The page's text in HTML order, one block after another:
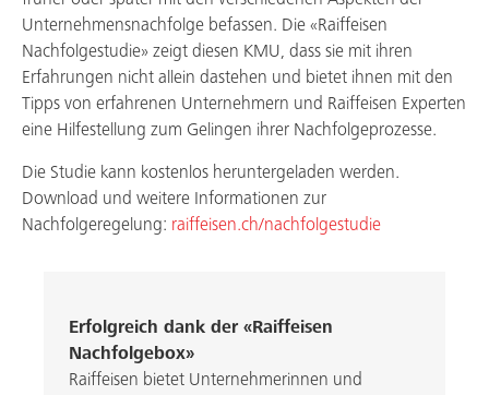
Unternehmensnachfolge befassen. Die «Raiffeisen
Nachfolgestudie» zeigt diesen KMU, dass sie mit ihren
Erfahrungen nicht allein dastehen und bietet ihnen mit den
Tipps von erfahrenen Unternehmern und Raiffeisen Experten
eine Hilfestellung zum Gelingen ihrer Nachfolgeprozesse.
Die Studie kann kostenlos heruntergeladen werden.
Download und weitere Informationen zur
Nachfolgeregelung: raiffeisen.ch/nachfolgestudie
Erfolgreich dank der «Raiffeisen
Nachfolgebox»
Raiffeisen bietet Unternehmerinnen und